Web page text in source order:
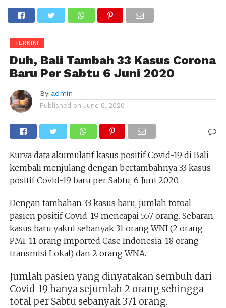
TERKINI
Duh, Bali Tambah 33 Kasus Corona
Baru Per Sabtu 6 Juni 2020
By admin
Published on June 6, 2020
Kurva data akumulatif kasus positif Covid-19 di Bali
kembali menjulang dengan bertambahnya 33 kasus
positif Covid-19 baru per Sabtu, 6 Juni 2020.
Dengan tambahan 33 kasus baru, jumlah totoal
pasien positif Covid-19 mencapai 557 orang. Sebaran
kasus baru yakni sebanyak 31 orang WNI (2 orang
PMI, 11 orang Imported Case Indonesia, 18 orang
transmisi Lokal) dan 2 orang WNA.
Jumlah pasien yang dinyatakan sembuh dari
Covid-19 hanya sejumlah 2 orang sehingga
total per Sabtu sebanyak 371 orang.